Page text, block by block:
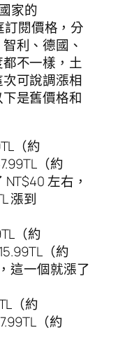
家的
訂閱價格，分
利、德國、
不一樣，土
可說調漲相
是舊價格和
（約
（約
左右，
漲到
（約
（約
這一個就漲了
（約
（約